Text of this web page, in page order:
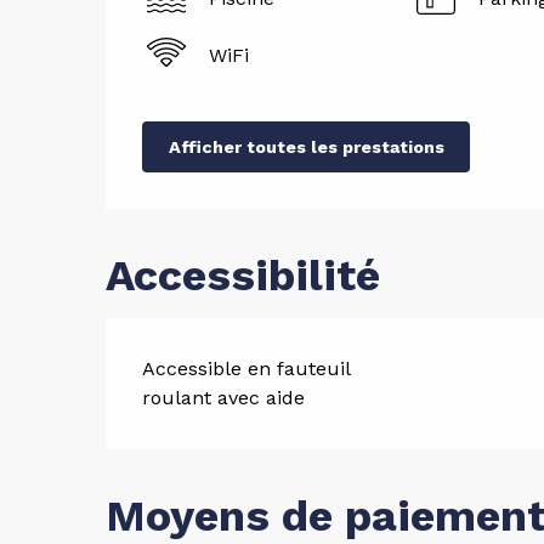
WiFi
Afficher toutes les prestations
Accessibilité
Accessible en fauteuil
roulant avec aide
Moyens de